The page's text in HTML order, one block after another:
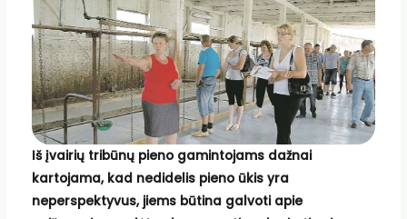
Iš įvairių tribūnų pieno gamintojams dažnai
kartojama, kad nedidelis pieno ūkis yra
neperspektyvus, jiems būtina galvoti apie